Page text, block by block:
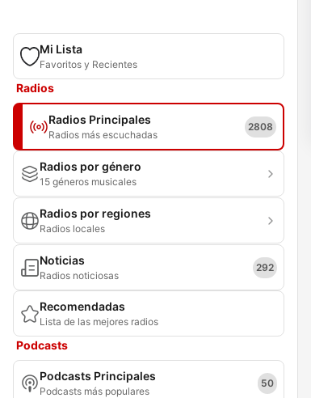
Mi Lista
Favoritos y Recientes
Radios
Radios Principales
Radios más escuchadas
2808
Radios por género
15 géneros musicales
Radios por regiones
Radios locales
Noticias
Radios noticiosas
292
Recomendadas
Lista de las mejores radios
Podcasts
Podcasts Principales
Podcasts más populares
50